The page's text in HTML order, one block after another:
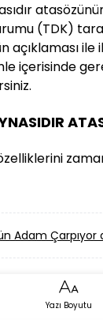
(TDK)
açıklaması
içerisinde
Adam
Yazı Boyutu